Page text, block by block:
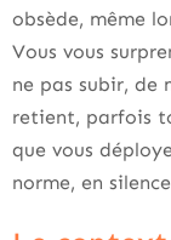
obsède, même
Vous vous
ne pas subir, de
retient, parfois
que vous
norme, en